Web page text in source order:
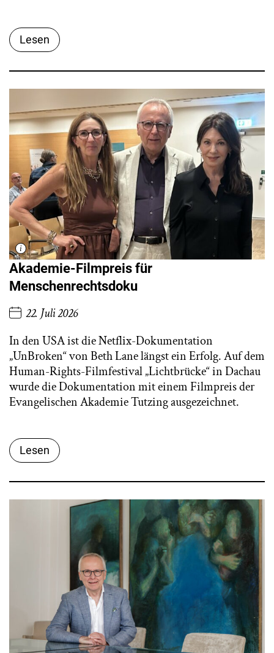
Lesen
Akademie-Filmpreis für
Menschenrechtsdoku
22. Juli 2026
In den USA ist die Netflix-Dokumentation
„UnBroken“ von Beth Lane längst ein Erfolg. Auf dem
Human-Rights-Filmfestival „Lichtbrücke“ in Dachau
wurde die Dokumentation mit einem Filmpreis der
Evangelischen Akademie Tutzing ausgezeichnet.
Lesen